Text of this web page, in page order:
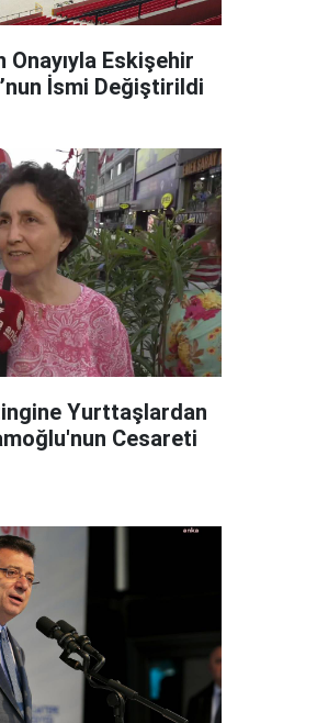
Onayıyla Eskişehir
İsmi Değiştirildi
Yurttaşlardan
Cesareti